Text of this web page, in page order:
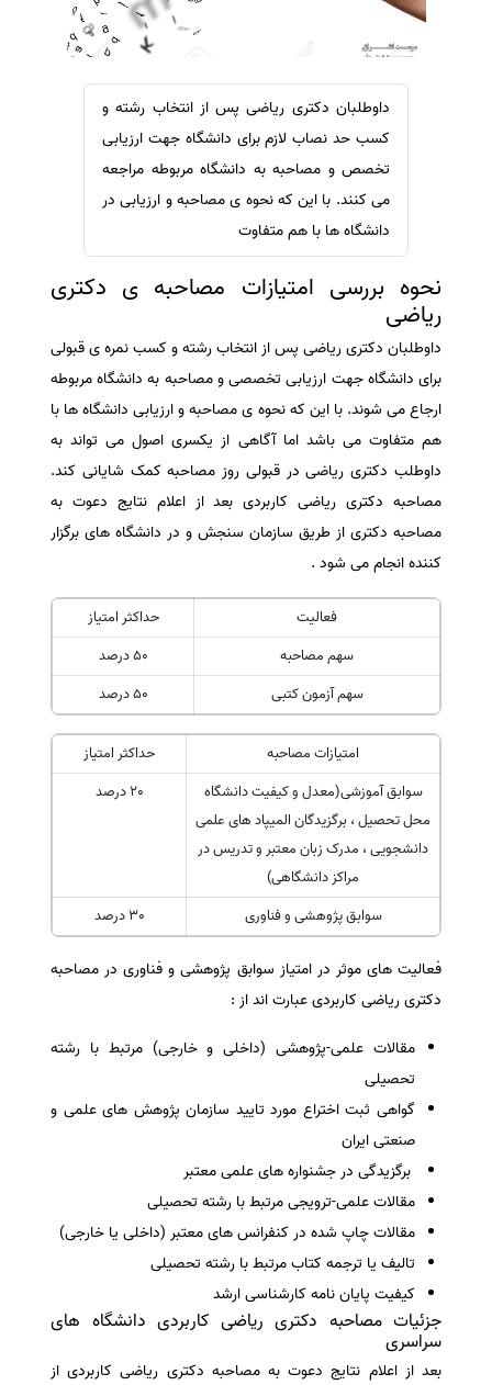
ترجمه عربی به فارسی
مشاهده همه زبان ها
سفارش ویرایش
سفارش پارافریز
سفارش فرمت‌بندی
سفارش کاهش کمیت
سفارش معرفی مجله
سفارش معرفی مقاله
سفارش معرفی کتاب
سفارش چکیده مبسوط
سفارش ترجمه مولتی‌مدیا
سفارش گویندگی
سفارش تولید محتوا
سفارش ترجمه همزمان
سفارش چکیده گرافیکی
سفارش تهیه کاورلتر
سفارش انگیزه‌نامه‌SOP
داوطلبان دکتری ریاضی پس از انتخاب رشته و
کسب حد نصاب لازم برای دانشگاه جهت ارزیابی
تخصص و مصاحبه به دانشگاه مربوطه مراجعه
می کنند. با این که نحوه ی مصاحبه و ارزیابی در
دانشگاه ها با هم متفاوت
نحوه بررسی امتیازات مصاحبه ی دکتری
ریاضی
داوطلبان دکتری ریاضی پس از انتخاب رشته و کسب نمره ی قبولی
برای دانشگاه جهت ارزیابی تخصصی و مصاحبه به دانشگاه مربوطه
ارجاع می شوند. با این کهنحوه ی مصاحبه و ارزیابی دانشگاه ها با
هم متفاوت می باشد اما آگاهی از یکسری اصول می تواند به
داوطلب دکتری ریاضی در قبولی روز مصاحبه کمک شایانی کند.
مصاحبه دکتری ریاضی کاربردی بعد از اعلام نتایج دعوت به
مصاحبه دکتری از طریق سازمان سنجش و در دانشگاه های برگزار
کننده انجام می شود .
فعالیت
حداکثر امتیاز
سهم مصاحبه
50 درصد
سهم آزمون کتبی
50 درصد
امتیازات مصاحبه
حداکثر امتیاز
سوابق آموزشی(معدل و کیفیت دانشگاه
محل تحصیل ، برگزیدگان المیپاد های علمی
دانشجویی ، مدرک زبان معتبر و تدریس در
مراکز دانشگاهی)
20 درصد
سوابق پژوهشی و فناوری 30 درصد
فعالیت های موثر در امتیاز سوابق پژوهشی و فناوری در مصاحبه
دکتری ریاضی کاربردی عبارت اند از :
مقالات علمی-پژوهشی (داخلی و خارجی) مرتبط با رشته
تحصیلی
گواهی ثبت اختراع مورد تایید سازمان پژوهش های علمی و
صنعتی ایران
برگزیدگی در جشنواره های علمی معتبر
مقالات علمی-ترویجی مرتبط با رشته تحصیلی
مقالات چاپ شده در کنفرانس های معتبر (داخلی یا خارجی)
تالیف یا ترجمه کتاب مرتبط با رشته تحصیلی
کیفیت پایان نامه کارشناسی ارشد
جزئیات مصاحبه دکتری ریاضی کاربردی دانشگاه های
سراسری
بعد از اعلام نتایج دعوت به مصاحبه دکتری ریاضی کاربردی از